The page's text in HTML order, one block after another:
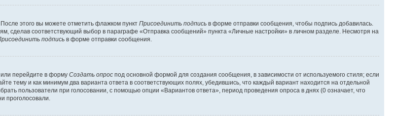
этого вы можете отметить флажком пункт Присоединить подпись в форме отправки сообщения, чтобы подпись добавилась.
сделав соответствующий выбор в параграфе «Отправка сообщений» пункта «Личные настройки» в личном разделе. Несмотря на
подпись в форме отправки сообщения.
перейдите в форму Создать опрос под основной формой для создания сообщения, в зависимости от используемого стиля; если
тему и как минимум два варианта ответа в соответствующих полях, убедившись, что каждый вариант находится на отдельной
пользователи при голосовании, с помощью опции «Вариантов ответа», период проведения опроса в днях (0 означает, что
проголосовали.